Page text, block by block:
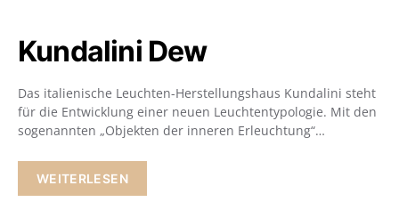
Kundalini Dew
Das italienische Leuchten-Herstellungshaus Kundalini steht
für die Entwicklung einer neuen Leuchtentypologie. Mit den
sogenannten „Objekten der inneren Erleuchtung“…
WEITERLESEN